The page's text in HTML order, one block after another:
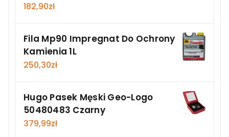
182,90zł
Fila Mp90 Impregnat Do Ochrony
Kamienia 1L
250,30zł
Hugo Pasek Męski Geo-Logo
50480483 Czarny
379,99zł